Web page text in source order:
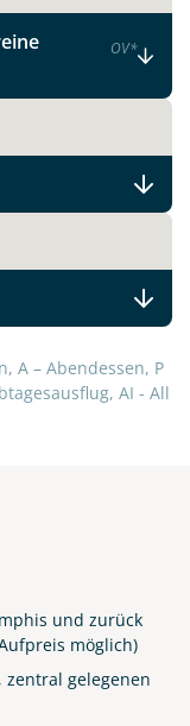
OV*
A – Abendessen, P
AI - All
und zurück
möglich)
gelegenen